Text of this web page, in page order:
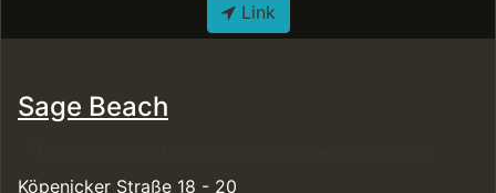
Link
Sage Beach
Köpenicker Straße 18 - 20